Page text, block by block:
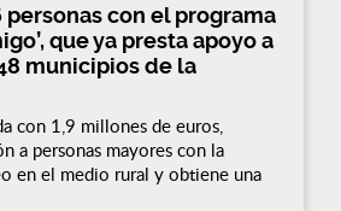
personas con el programa
que ya presta apoyo a
municipios de la
con 1,9 millones de euros,
a personas mayores con la
en el medio rural y obtiene una